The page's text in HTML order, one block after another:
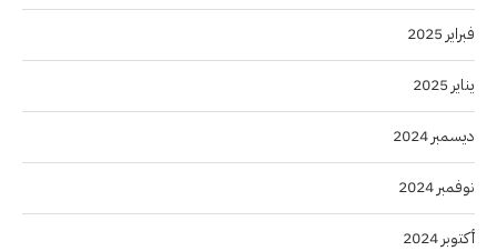
فبراير 2025
يناير 2025
ديسمبر 2024
نوفمبر 2024
أكتوبر 2024